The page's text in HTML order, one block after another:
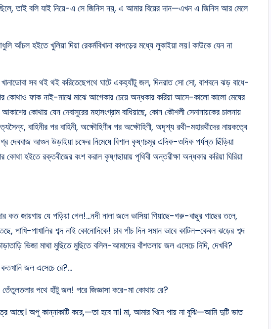
তাই বলি যাই নিয়ে-এ সে জিনিস নয়, এ আমার বিয়ের দান—এখন এ জিনিস আর মেলে
হইতে খুলিয়া দিয়া রেকর্মবিখানা কাপড়ের মধ্যে লুকাইয়া লয়। কাউকে যেন না
খানাডোবা সব থই থই করিতেছেপথে ঘাটে একহ্যাঁটু জল, দিনরাত সো সো, বাশবনে ঝড় বাধে-
কোথাও ফাক নাই-মাঝে মাঝে আগেকার চেয়ে অন্ধকার করিয়া আসে-কালো কালো মেঘের
কোথায় যেন দেবাসুরের মহাসংগ্রাম বাধিয়াছে, কোন কৌশলী সেনানায়কের চালনায়
বাহিনীর পর বাহিনী, অক্ষৌহিণীৰ পর অক্ষৌহিণী, অদৃশ্য রথী-মহারথীদের নায়কত্বে
আগুন উড়াইয়া চক্ষের নিমেষে বিশাল কৃষ্ণচমূর এদিক-ওদিক পর্যন্ত ছিঁড়িয়া
হইতে রক্তবীজের বংশ করাল কৃষ্ণছায়ায় পৃথিবী অন্তরীক্ষা অন্ধকার করিয়া ঘিরিয়া
জায়গায় যে পড়িয়া গেল!…নদী নালা জলে ভাসিয়া গিয়াছে-গরু-বাছুর গাছের তলে,
পাখি-পাখালির শব্দ নাই কোনোদিকে! চাব পাঁচ দিন সমান ভাবে কাটিল–কেবল ঝড়ের শব্দ
ভিজা মাথা মুছিতে মুছিতে বলিল-আমাদের বাঁশতলায় জল এসেচে দিদি, দেখবি?
কতখানি জল এসেচে রে?…
পথে হাঁটু জল! পরে জিজ্ঞাসা করে-মা কোথায় রে?
আছে। অপু কান্নাকাটি করে,—তা হবে না। মা, আমার খিদে পায় না বুঝি—আমি দুটি ভাত